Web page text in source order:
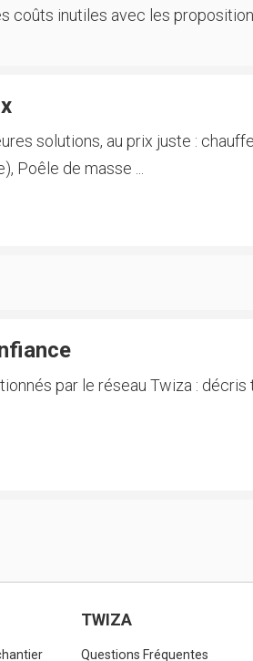
coûts inutiles avec les
solutions, au prix juste :
Poêle de masse ...
par le réseau Twiza : décris
TWIZA
Questions Fréquentes